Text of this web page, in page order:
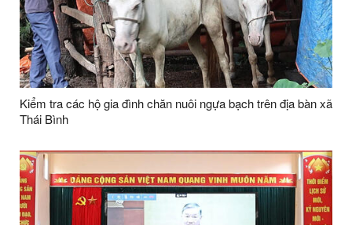
Kiểm tra các hộ gia đình chăn nuôi ngựa bạch trên địa bàn xã
Thái Bình